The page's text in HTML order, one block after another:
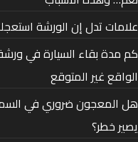
علامات تدل إن الورشة
كم مدة بقاء السيارة في
الواقع غير المتوقع
هل المعجون ضروري في
يصير خطر؟